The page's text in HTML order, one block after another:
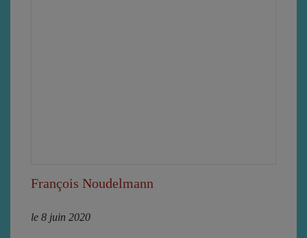
François Noudelmann
le 8 juin 2020